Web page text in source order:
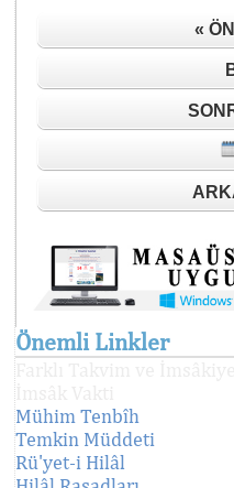
«
Önemli Linkler
Mühim Tenbîh
Temkin Müddeti
Rü'yet-i Hilâl